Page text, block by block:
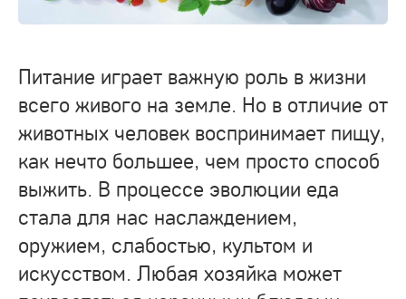
Питание играет важную роль в жизни
всего живого на земле. Но в отличие от
животных человек воспринимает пищу,
как нечто большее, чем просто способ
выжить. В процессе эволюции еда
стала для нас наслаждением,
оружием, слабостью, культом и
искусством. Любая хозяйка может